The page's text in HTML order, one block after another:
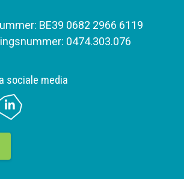
BE39 0682 2966 6119
0474.303.076
sociale media